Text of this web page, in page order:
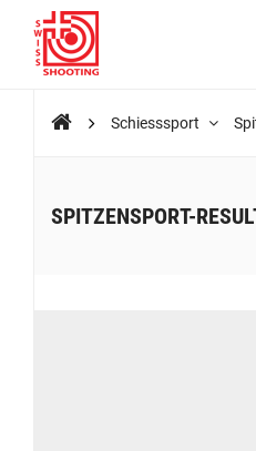
Schiesssport
SPITZENSPORT-